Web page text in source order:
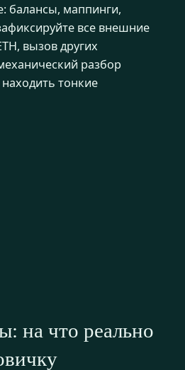
балансы, маппинги,
все внешние
вызов других
разбор
тонкие
на что реально